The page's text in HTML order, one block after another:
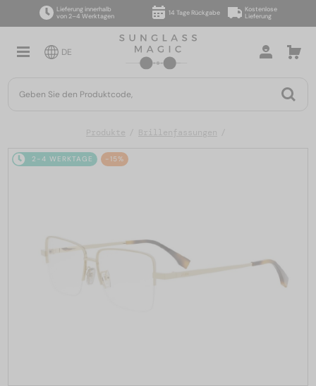
Lieferung innerhalb
von 2–4 Werktagen
14 Tage Rückgabe
Kostenlose
Lieferung
DE
Produkte Brillenfassungen
2-4 WERKTAGE -15%